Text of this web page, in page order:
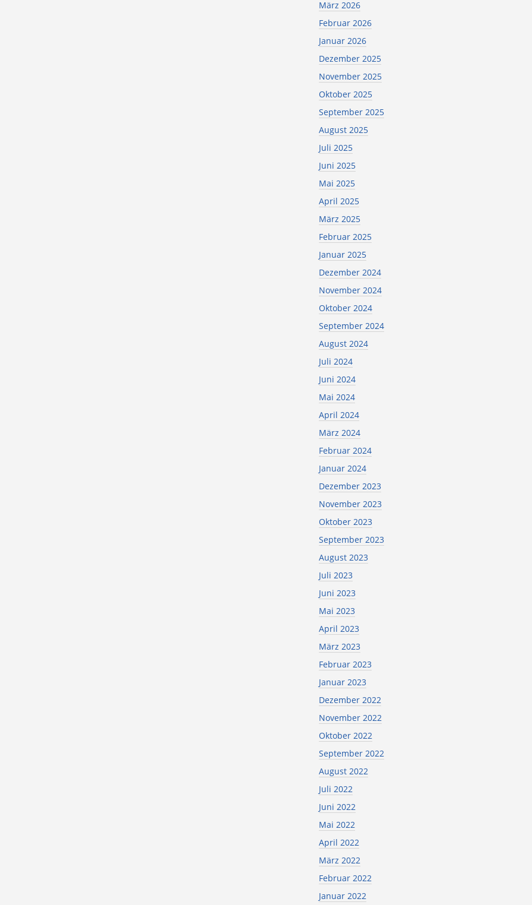
März 2026
Februar 2026
Januar 2026
Dezember 2025
November 2025
Oktober 2025
September 2025
August 2025
Juli 2025
Juni 2025
Mai 2025
April 2025
März 2025
Februar 2025
Januar 2025
Dezember 2024
November 2024
Oktober 2024
September 2024
August 2024
Juli 2024
Juni 2024
Mai 2024
April 2024
März 2024
Februar 2024
Januar 2024
Dezember 2023
November 2023
Oktober 2023
September 2023
August 2023
Juli 2023
Juni 2023
Mai 2023
April 2023
März 2023
Februar 2023
Januar 2023
Dezember 2022
November 2022
Oktober 2022
September 2022
August 2022
Juli 2022
Juni 2022
Mai 2022
April 2022
März 2022
Februar 2022
Januar 2022